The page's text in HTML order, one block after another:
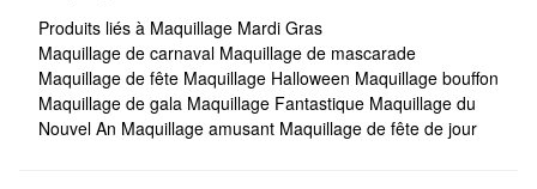
Produits liés à Maquillage Mardi Gras
Maquillage de carnaval Maquillage de mascarade
Maquillage de fête Maquillage Halloween Maquillage bouffon
Maquillage de gala Maquillage Fantastique Maquillage du
Nouvel An Maquillage amusant Maquillage de fête de jour